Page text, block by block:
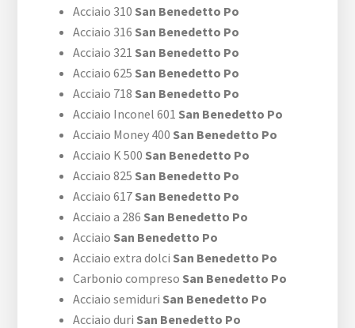
Acciaio 310 San Benedetto Po
Acciaio 316 San Benedetto Po
Acciaio 321 San Benedetto Po
Acciaio 625 San Benedetto Po
Acciaio 718 San Benedetto Po
Acciaio Inconel 601 San Benedetto Po
Acciaio Money 400 San Benedetto Po
Acciaio K 500 San Benedetto Po
Acciaio 825 San Benedetto Po
Acciaio 617 San Benedetto Po
Acciaio a 286 San Benedetto Po
Acciaio San Benedetto Po
Acciaio extra dolci San Benedetto Po
Carbonio compreso San Benedetto Po
Acciaio semiduri San Benedetto Po
Acciaio duri San Benedetto Po